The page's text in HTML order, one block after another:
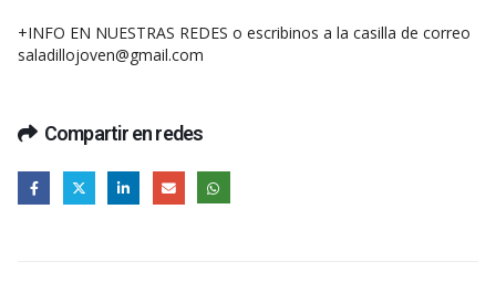
+INFO EN NUESTRAS REDES o escribinos a la casilla de correo
saladillojoven@gmail.com
Compartir en redes